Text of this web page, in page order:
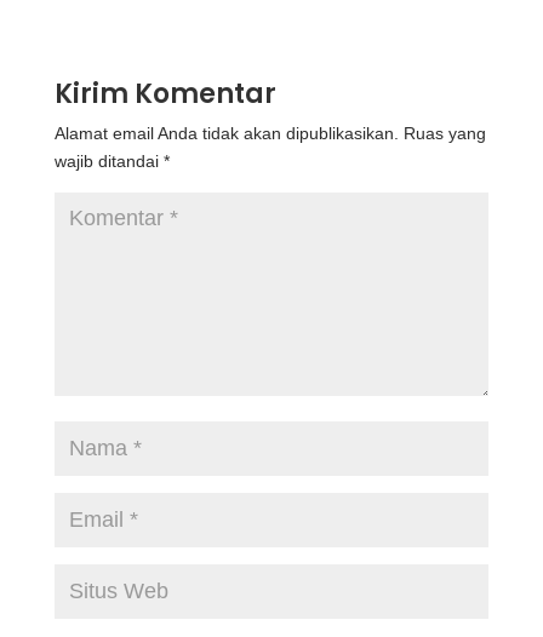
Kirim Komentar
Alamat email Anda tidak akan dipublikasikan.
Ruas yang
wajib ditandai *